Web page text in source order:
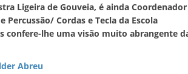
Ligeira de Gouveia, é ainda
Cordas e Tecla da Escola
confere-lhe uma visão muito abrangente